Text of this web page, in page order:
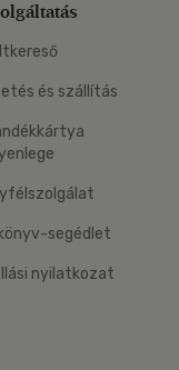
és szállítás
segédlet
nyilatkozat